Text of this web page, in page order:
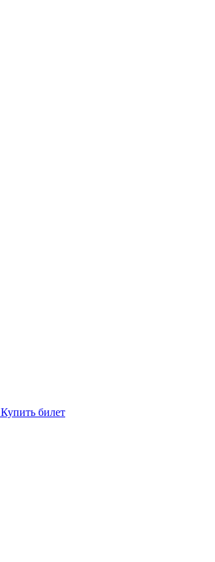
Купить билет